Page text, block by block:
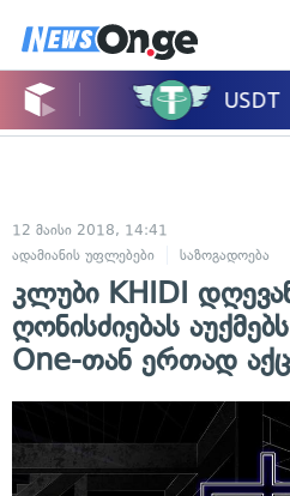
12 მაისი 2018, 14:41
ადამიანის უფლებები
საზოგადოება
კლუბი KHIDI
ღონისძიებას
One-თან ერთად